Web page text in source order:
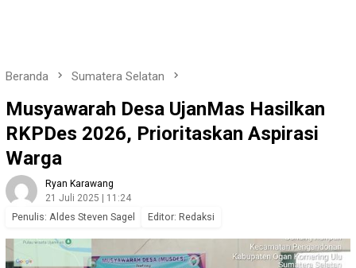
Beranda Sumatera Selatan
Musyawarah Desa UjanMas Hasilkan
RKPDes 2026, Prioritaskan Aspirasi
Warga
Ryan Karawang
21 Juli 2025 | 11:24
Penulis: Aldes Steven Sagel Editor: Redaksi